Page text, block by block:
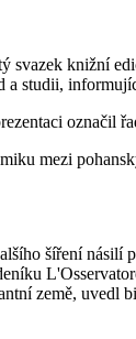
knižní
studii,
mezi
šíření násilí
země,